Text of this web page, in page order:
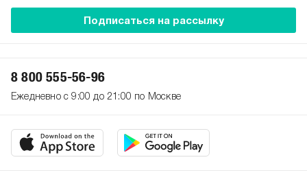
Подписаться на рассылку
8 800 555-56-96
Ежедневно с 9:00 до 21:00 по Москве